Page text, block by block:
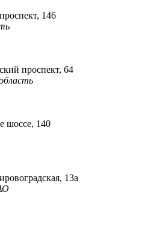
146
проспект, 64
шоссе, 140
13а